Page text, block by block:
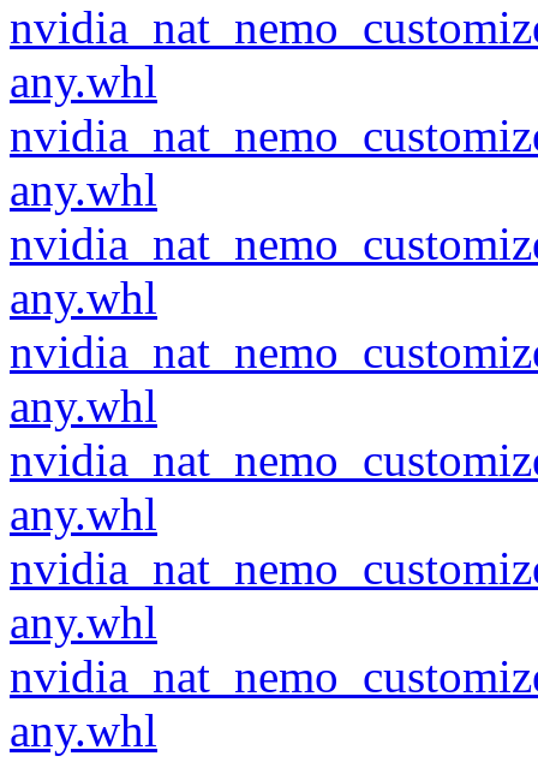
any.whl
any.whl
any.whl
any.whl
any.whl
any.whl
any.whl